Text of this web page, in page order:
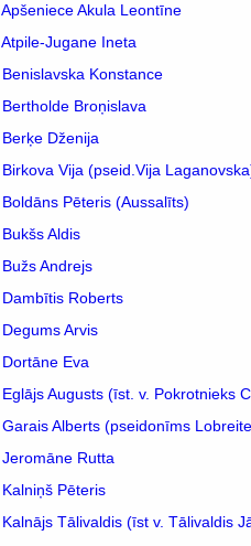
Apšeniece Akula Leontīne
Atpile-Jugane Ineta
Benislavska Konstance
Bertholde Broņislava
Berķe Dženija
Birkova Vija (pseid.Vija
Boldāns Pēteris (Aussalīts)
Bukšs Aldis
Bužs Andrejs
Dambītis Roberts
Degums Arvis
Dortāne Eva
Eglājs Augusts (īst. v. Pokrotnieks
Garais Alberts (pseidonīms
Jeromāne Rutta
Kalniņš Pēteris
Kalnājs Tālivaldis (īst v. Tālivaldis